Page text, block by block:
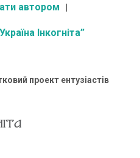
автором
Інкогніта”
проект ентузіастів